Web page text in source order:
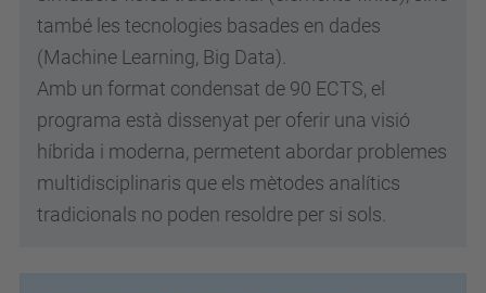
també les tecnologies basades en dades
(Machine Learning, Big Data).
Amb un format condensat de 90 ECTS, el
programa està dissenyat per oferir una visió
híbrida i moderna, permetent abordar problemes
multidisciplinaris que els mètodes analítics
tradicionals no poden resoldre per si sols.